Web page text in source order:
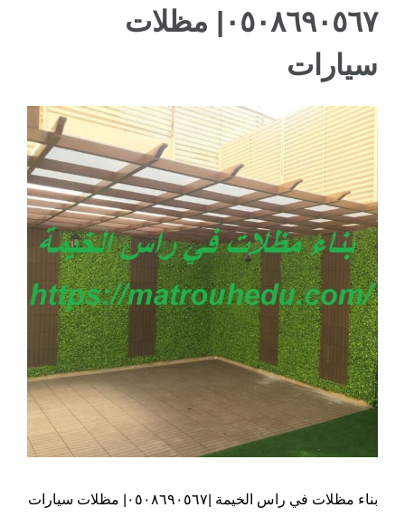
٠٥٠٨٦٩٠٥٦٧| مظلات
سيارات
مشاهدة
صورة
أكبر
بناء مظلات في راس الخيمة |٠٥٠٨٦٩٠٥٦٧| مظلات سيارات